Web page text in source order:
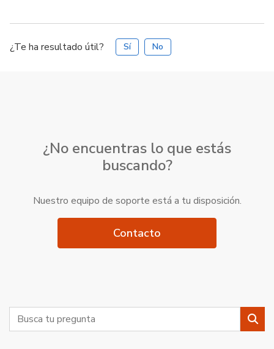
¿Te ha resultado útil? Sí No
¿No encuentras lo que estás
buscando?
Nuestro equipo de soporte está a tu disposición.
Contacto
Buscar